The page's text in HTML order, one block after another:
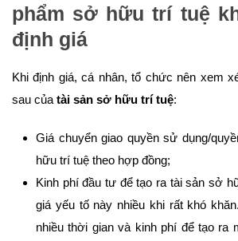
phẩm sở hữu trí tuệ
định giá
Khi định giá, cá nhân, tổ chức nên xem
sau của tài sản sở hữu trí tuệ:
Giá chuyển giao quyền sử dụng/
hữu trí tuệ theo hợp đồng;
Kinh phí đầu tư để tạo ra tài sản sở
giá yếu tố này nhiều khi rất khó
nhiều thời gian và kinh phí để tạo ra